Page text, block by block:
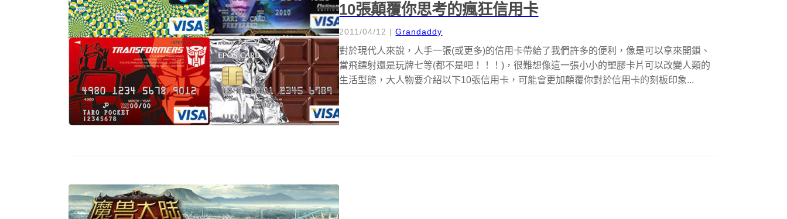
10張顛覆你思考的瘋狂信用卡
2011/04/12 |Grandaddy
對於現代人來說，人手一張(或更多)的信用卡帶給了我們許多的便利，像是可以拿來開鎖、
當飛鏢射還是玩牌七等(都不是吧！！！)，很難想像這一張小小的塑膠卡片可以改變人類的
生活型態，大人物要介紹以下10張信用卡，可能會更加顛覆你對於信用卡的刻板印象...